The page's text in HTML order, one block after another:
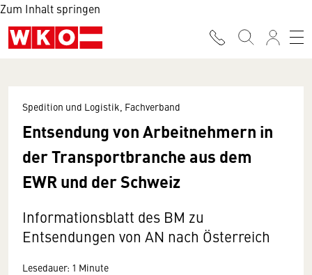
Zum Inhalt springen
Spedition und Logistik, Fachverband
Entsendung von Arbeitnehmern in
der Transportbranche aus dem
EWR und der Schweiz
Informationsblatt des BM zu
Entsendungen von AN nach Österreich
Lesedauer: 1 Minute